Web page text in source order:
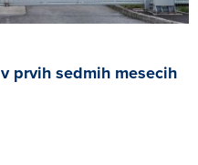
prvih sedmih mesecih